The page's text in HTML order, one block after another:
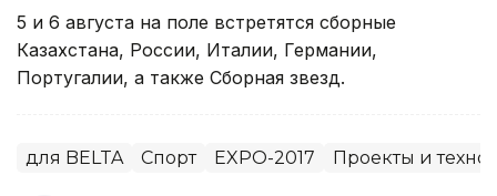
5 и 6 августа на поле встретятся сборные
Казахстана, России, Италии, Германии,
Португалии, а также Сборная звезд.
для BELTA Спорт EXPO-2017 Проекты и